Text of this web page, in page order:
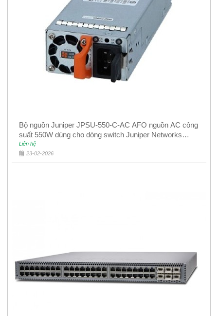
Bộ nguồn Juniper JPSU-550-C-AC AFO nguồn AC công
suất 550W dùng cho dòng switch Juniper Networks
EX4400
Liên hệ
23-02-2026